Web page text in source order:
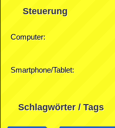
Steuerung
Computer:
Smartphone/Tablet:
Schlagwörter / Tags